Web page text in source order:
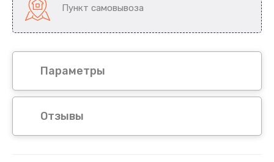
Пункт самовывоза
Параметры
Отзывы